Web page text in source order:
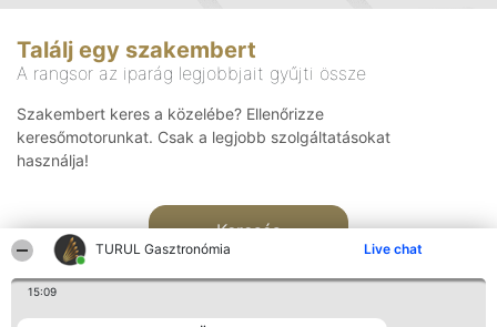
TURUL Gasztronómia Live chat
15:09
Találj egy szakembert
A rangsor az iparág legjobbjait gyűjti össze
Szakembert keres a közelébe? Ellenőrizze
keresőmotorunkat. Csak a legjobb szolgáltatásokat
használja!
Keresés